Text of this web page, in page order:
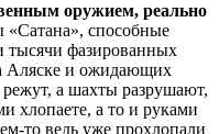
оружием, реально
«Сатана», способные
тысячи фазированных
Аляске и ожидающих
а шахты разрушают,
хлопаете, а то и руками
ведь уже прохлопали